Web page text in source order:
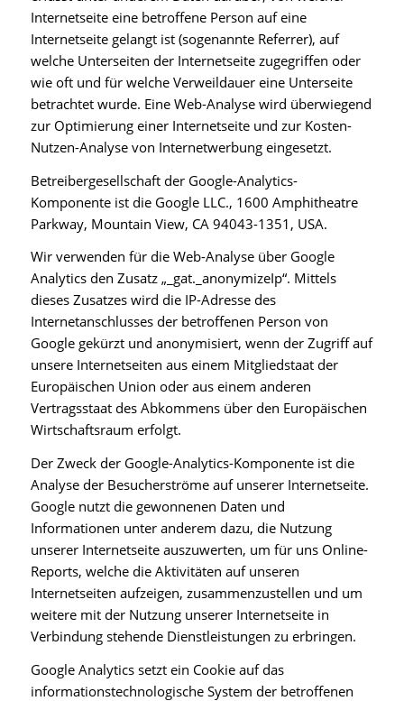
Internetseite eine betroffene Person auf eine
Internetseite gelangt ist (sogenannte Referrer), auf
welche Unterseiten der Internetseite zugegriffen oder
wie oft und für welche Verweildauer eine Unterseite
betrachtet wurde. Eine Web-Analyse wird überwiegend
zur Optimierung einer Internetseite und zur Kosten-
Nutzen-Analyse von Internetwerbung eingesetzt.
Betreibergesellschaft der Google-Analytics-
Komponente ist die Google LLC., 1600 Amphitheatre
Parkway, Mountain View, CA 94043-1351, USA.
Wir verwenden für die Web-Analyse über Google
Analytics den Zusatz „_gat._anonymizeIp“. Mittels
dieses Zusatzes wird die IP-Adresse des
Internetanschlusses der betroffenen Person von
Google gekürzt und anonymisiert, wenn der Zugriff auf
unsere Internetseiten aus einem Mitgliedstaat der
Europäischen Union oder aus einem anderen
Vertragsstaat des Abkommens über den Europäischen
Wirtschaftsraum erfolgt.
Der Zweck der Google-Analytics-Komponente ist die
Analyse der Besucherströme auf unserer Internetseite.
Google nutzt die gewonnenen Daten und
Informationen unter anderem dazu, die Nutzung
unserer Internetseite auszuwerten, um für uns Online-
Reports, welche die Aktivitäten auf unseren
Internetseiten aufzeigen, zusammenzustellen und um
weitere mit der Nutzung unserer Internetseite in
Verbindung stehende Dienstleistungen zu erbringen.
Google Analytics setzt ein Cookie auf das
informationstechnologische System der betroffenen